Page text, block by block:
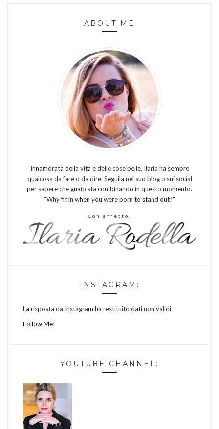
ABOUT ME
Innamorata della vita e delle cose belle, Ilaria ha sempre
qualcosa da fare o da dire. Seguila nel suo blog o sui social
per sapere che guaio sta combinando in questo momento.
"Why fit in when you were born to stand out?"
Con affetto,
INSTAGRAM:
La risposta da Instagram ha restituito dati non validi.
Follow Me!
YOUTUBE CHANNEL: